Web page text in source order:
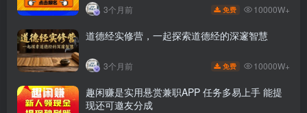
3个月前 免费 10000W+
道德经实修营，一起探索道德经的深邃智慧
3个月前 免费 10000W+
趣闲赚是实用悬赏兼职APP 任务多易上手 能提
现还可邀友分成